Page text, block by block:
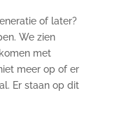
of later?
We zien
met
meer op of er
Er staan op dit